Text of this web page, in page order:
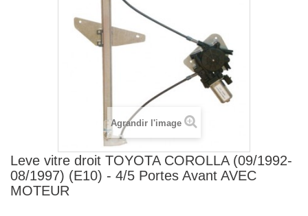
Agrandir l'image
Leve vitre droit TOYOTA COROLLA (09/1992-
08/1997) (E10) - 4/5 Portes Avant AVEC
MOTEUR